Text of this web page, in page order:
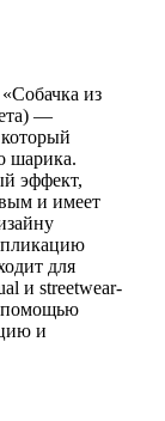
из
—
шарика.
эффект,
и имеет
для
и streetwear-
помощью
и